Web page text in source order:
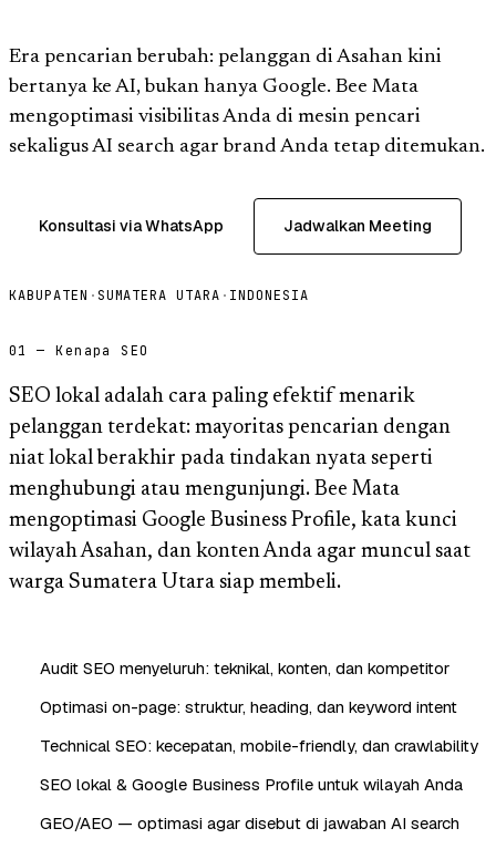
Era pencarian berubah: pelanggan di Asahan kini
bertanya ke AI, bukan hanya Google. Bee Mata
mengoptimasi visibilitas Anda di mesin pencari
sekaligus AI search agar brand Anda tetap ditemukan.
Konsultasi via WhatsApp Jadwalkan Meeting
KABUPATEN · SUMATERA UTARA · INDONESIA
01 — Kenapa SEO
SEO lokal adalah cara paling efektif menarik
pelanggan terdekat: mayoritas pencarian dengan
niat lokal berakhir pada tindakan nyata seperti
menghubungi atau mengunjungi. Bee Mata
mengoptimasi Google Business Profile, kata kunci
wilayah Asahan, dan konten Anda agar muncul saat
warga Sumatera Utara siap membeli.
Audit SEO menyeluruh: teknikal, konten, dan kompetitor
Optimasi on-page: struktur, heading, dan keyword intent
Technical SEO: kecepatan, mobile-friendly, dan crawlability
SEO lokal & Google Business Profile untuk wilayah Anda
GEO/AEO — optimasi agar disebut di jawaban AI search